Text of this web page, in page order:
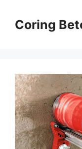
contentCoring